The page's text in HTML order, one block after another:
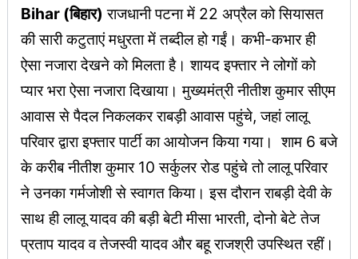
Bihar (बिहार) राजधानी पटना में 22 अप्रैल को सियासत
की सारी कटुताएं मधुरता में तब्दील हो गईं। कभी-कभार ही
ऐसा नजारा देखने को मिलता है। शायद इफ्तार ने लोगों को
प्यार भरा ऐसा नजारा दिखाया। मुख्यमंत्री नीतीश कुमार सीएम
आवास से पैदल निकलकर राबड़ी आवास पहुंचे, जहां लालू
परिवार द्वारा इफ्तार पार्टी का आयोजन किया गया। शाम 6 बजे
के करीब नीतीश कुमार 10 सर्कुलर रोड पहुंचे तो लालू परिवार
ने उनका गर्मजोशी से स्वागत किया। इस दौरान राबड़ी देवी के
साथ ही लालू यादव की बड़ी बेटी मीसा भारती, दोनो बेटे तेज
प्रताप यादव व तेजस्वी यादव और बहू राजश्री उपस्थित रहीं।